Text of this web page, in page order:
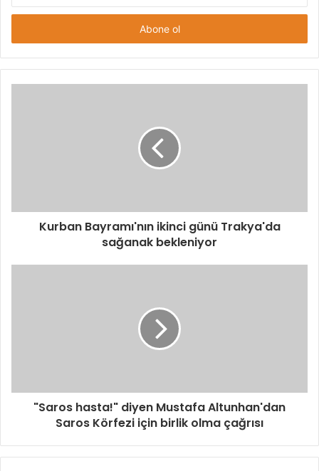
adresinizi
Kurban Bayramı'nın ikinci günü Trakya'da
sağanak bekleniyor
"Saros hasta!" diyen Mustafa Altunhan'dan
Saros Körfezi için birlik olma çağrısı